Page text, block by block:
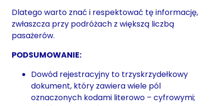
Dlatego warto znać i respektować tę informację,
zwłaszcza przy podróżach z większą liczbą
pasażerów.
PODSUMOWANIE:
Dowód rejestracyjny to trzyskrzydełkowy
dokument, który zawiera wiele pól
oznaczonych kodami literowo – cyfrowymi;